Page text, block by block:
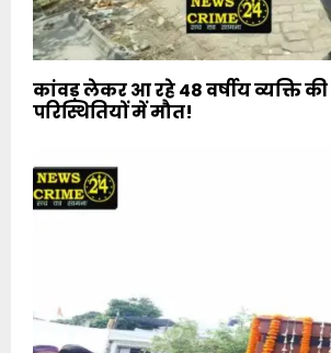
कांवड़ लेकर आ रहे 48 वर्षीय व्यक्ति
परिस्थितियों में मौत!